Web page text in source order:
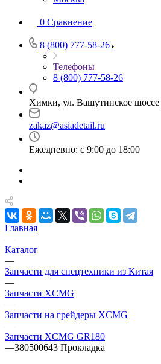
0 Сравнение
8 (800) 777-58-26
Телефоны
8 (800) 777-58-26
Химки, ул. Вашутинское
zakaz@asiadetail.ru
Ежедневно: с 9:00 до 18:00
Главная
—
Каталог
—
Запчасти для спецтехники из Китая
—
Запчасти XCMG
—
Запчасти на грейдеры XCMG
—
Запчасти XCMG GR180
—380500643 Прокладка